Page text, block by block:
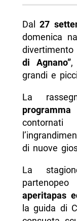
Dal27
domenica
di Agnano”,
grandi e
La
di nuove
La
aperitapas
la guida di